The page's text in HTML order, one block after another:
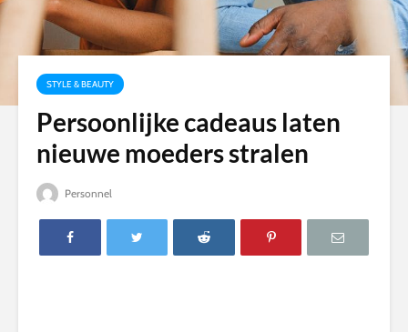
STYLE & BEAUTY
Persoonlijke cadeaus laten
nieuwe moeders stralen
Personnel